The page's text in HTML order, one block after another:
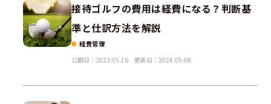
接待ゴルフの費用は経費になる？判断基
準と仕訳方法を解説
経費管理
公開日：2023.05.16
更新日：2024.05.08